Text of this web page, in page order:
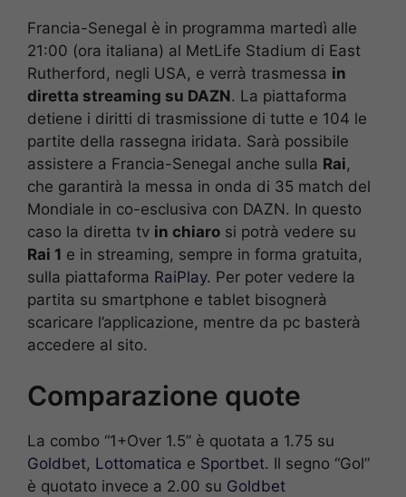
Francia-Senegal è in programma martedì alle
21:00 (ora italiana) al MetLife Stadium di East
Rutherford, negli USA, e verrà trasmessa in
diretta streaming su DAZN. La piattaforma
detiene i diritti di trasmissione di tutte e 104 le
partite della rassegna iridata. Sarà possibile
assistere a Francia-Senegal anche sulla Rai,
che garantirà la messa in onda di 35 match del
Mondiale in co-esclusiva con DAZN. In questo
caso la diretta tv in chiaro si potrà vedere su
Rai 1 e in streaming, sempre in forma gratuita,
sulla piattaforma RaiPlay. Per poter vedere la
partita su smartphone e tablet bisognerà
scaricare l’applicazione, mentre da pc basterà
accedere al sito.
Comparazione quote
La combo “1+Over 1.5” è quotata a 1.75 su
Goldbet, Lottomatica e Sportbet. Il segno “Gol”
è quotato invece a 2.00 su Goldbet